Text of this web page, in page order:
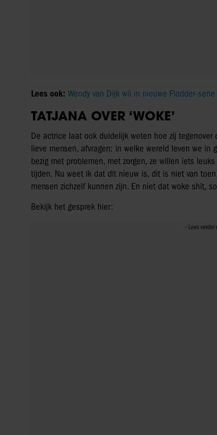
Lees ook: Wendy van Dijk wil in nieuwe Flodder-serie
TATJANA OVER ‘WOKE’
De actrice laat ook duidelijk weten hoe zij tegenover
lieve mensen, afvragen: in welke wereld leven we in
bezig met problemen, met zorgen, ze willen iets
tijden. Nu weet ik dat dit nieuw is, dit is niet van
mensen zichzelf kunnen zijn. En niet dat woke shit,
Bekijk het gesprek hier: